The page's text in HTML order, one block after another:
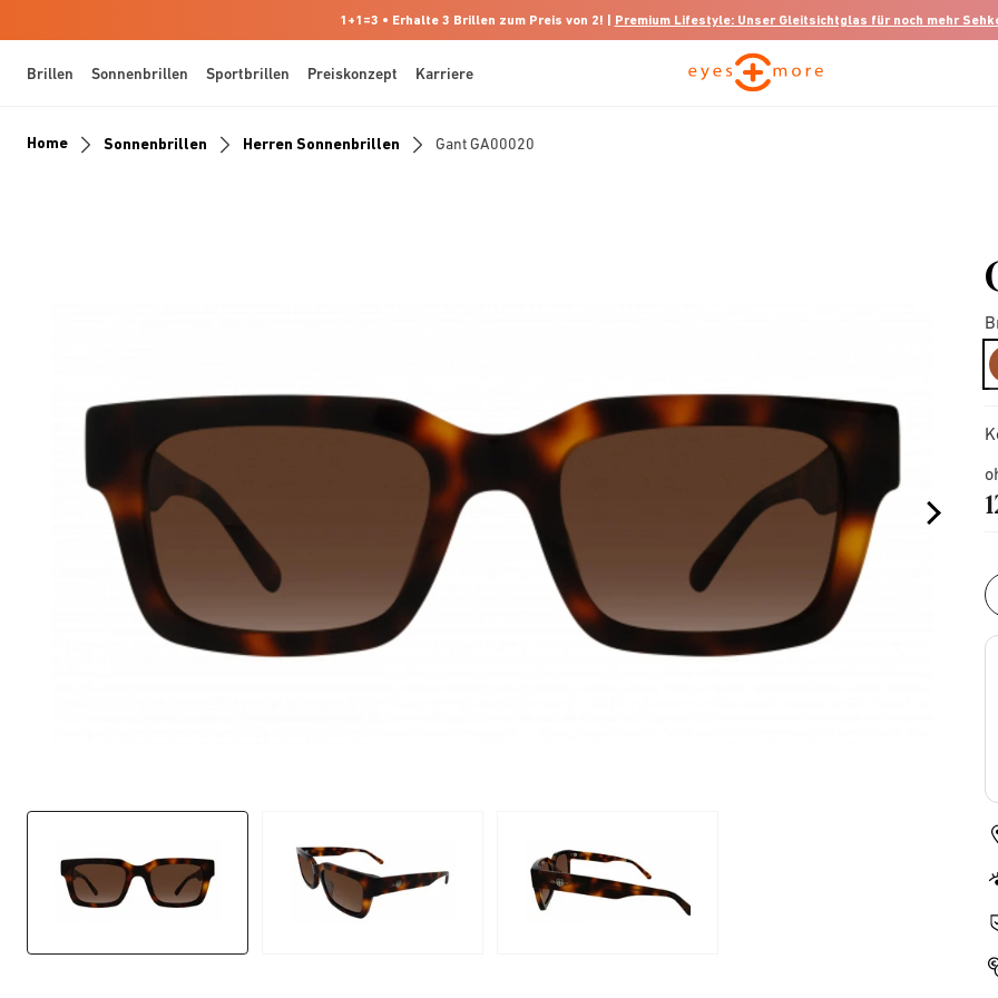
1+1=3 • Erhalte 3 Brillen zum Preis von 2! | Premium Lifestyle: Unser Gleitsichtglas für noch mehr
Brillen Sonnenbrillen Sportbrillen Preiskonzept Karriere
Home Sonnenbrillen Herren Sonnenbrillen Gant GA00020